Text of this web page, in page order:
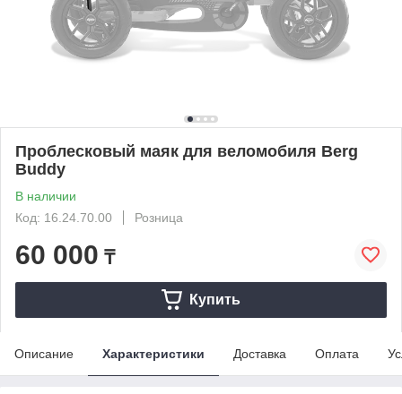
Проблесковый маяк для веломобиля Berg
Buddy
В наличии
Код: 16.24.70.00
Розница
60 000 ₸
Купить
Описание Характеристики Доставка Оплата